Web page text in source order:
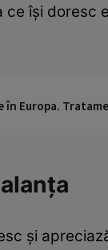
îşi doresc
Europa.
şi